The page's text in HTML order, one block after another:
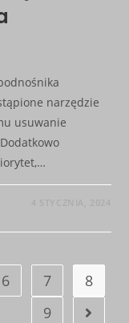
narzędzie
usuwanie
6 7
8
9